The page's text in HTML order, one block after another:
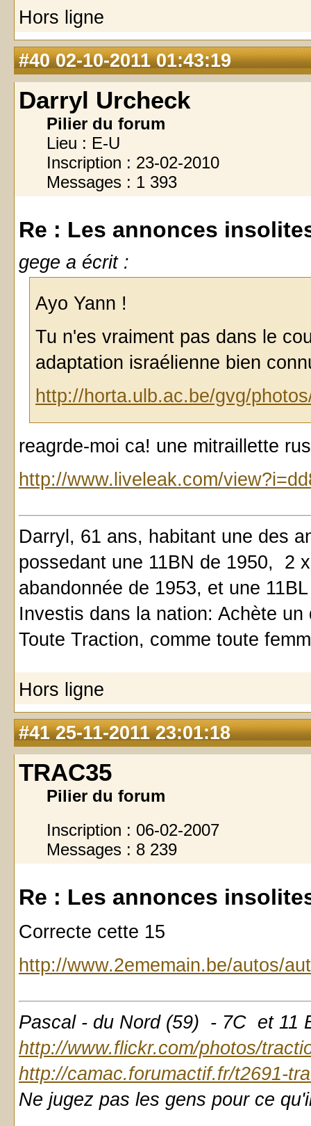
Hors ligne
#40 02-10-2011 01:43:19
Darryl Urcheck
Pilier du forum
Lieu : E-U
Inscription : 23-02-2010
Messages : 1 393
Re : Les annonces
gege a écrit :
Ayo Yann !
Tu n'es vraiment pas dans le
adaptation israélienne bien
http://horta.ulb.ac.be/gvg/
reagrde-moi ca! une mitraillette
http://www.liveleak.com/
Darryl, 61 ans, habitant une des
possedant une 11BN de 1950, 2
abandonnée de 1953, et une
Investis dans la nation: Achète un
Toute Traction, comme toute
Hors ligne
#41 25-11-2011 23:01:18
TRAC35
Pilier du forum
Inscription : 06-02-2007
Messages : 8 239
Re : Les annonces
Correcte cette 15
http://www.2ememain.be/autos/
Pascal - du Nord (59) - 7C et 11
http://www.flickr.com/photos/
http://camac.forumactif.fr/t2691-
Ne jugez pas les gens pour ce